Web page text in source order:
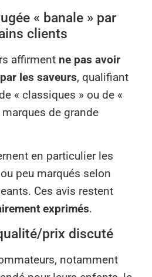
« banale » par
clients
affirment ne pas avoir
les saveurs, qualifiant
« classiques » ou de «
de grande
en particulier les
ou peu marqués selon
Ces avis restent
exprimés.
prix discuté
notamment